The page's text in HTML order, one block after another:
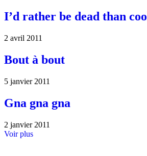
I’d rather be dead than
2 avril 2011
Bout à bout
5 janvier 2011
Gna gna gna
2 janvier 2011
Voir plus